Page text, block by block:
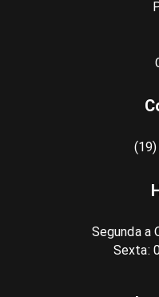
Segunda a
Sexta: